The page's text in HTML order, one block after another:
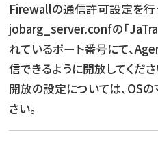
Firewallの通信許可設定を行
jobarg_server.confの「
れているポート番号にて、
信できるように開放してくださ
開放の設定については、OS
さい。